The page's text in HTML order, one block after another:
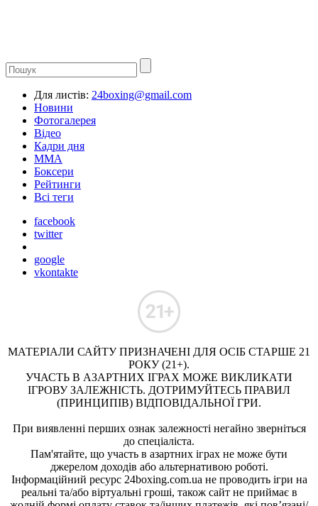
Для листів: 24boxing@gmail.com
Новини
Фотогалерея
Відео
Кадри дня
ММА
Боксери
Рейтинги
Всі теги
facebook
twitter
google
vkontakte
МАТЕРІАЛИ САЙТУ ПРИЗНАЧЕНІ ДЛЯ ОСІБ СТАРШЕ 21
РОКУ (21+).
УЧАСТЬ В АЗАРТНИХ ІГРАХ МОЖЕ ВИКЛИКАТИ
ІГРОВУ ЗАЛЕЖНІСТЬ. ДОТРИМУЙТЕСЬ ПРАВИЛ
(ПРИНЦИПІВ) ВІДПОВІДАЛЬНОЇ ГРИ.
При виявленні перших ознак залежності негайно зверніться
до спеціаліста.
Пам'ятайте, що участь в азартних іграх не може бути
джерелом доходів або альтернативою роботі.
Інформаційний ресурс 24boxing.com.ua не проводить ігри на
реальні та/або віртуальні гроші, також сайт не приймає в